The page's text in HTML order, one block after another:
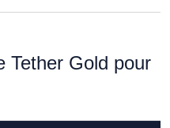
Tether Gold pour